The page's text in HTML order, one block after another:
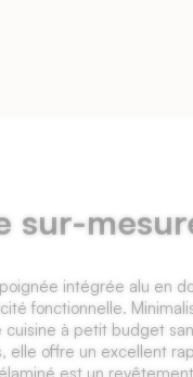
sur-
intégrée alu en
fonctionnelle.
à petit budget
elle offre un excellent